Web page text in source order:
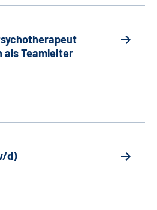
alsTeamleiter
d)